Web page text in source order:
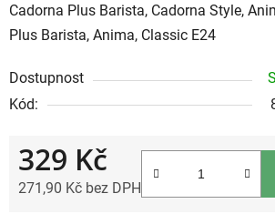
Cadorna Plus Barista, Cadorna Style,
Plus Barista, Anima, Classic E24
Dostupnost
Kód:
329 Kč
271,90 Kč bez DPH